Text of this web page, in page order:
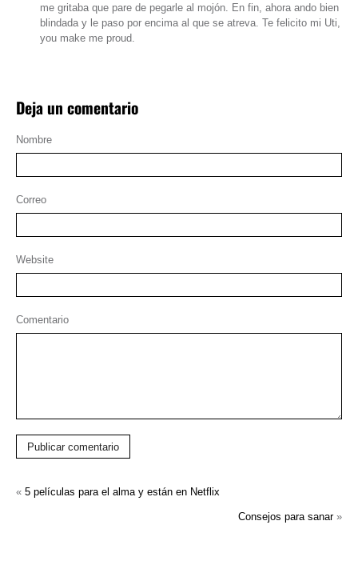
me gritaba que pare de pegarle al mojón. En fin, ahora ando bien
blindada y le paso por encima al que se atreva. Te felicito mi Uti,
you make me proud.
Deja un comentario
Nombre
Correo
Website
Comentario
Publicar comentario
« 5 películas para el alma y están en Netflix
Consejos para sanar»